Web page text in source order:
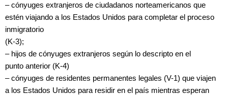
– cónyuges extranjeros de ciudadanos norteamericanos que
estén viajando a los Estados Unidos para completar el proceso
inmigratorio
(K-3);
– hijos de cónyuges extranjeros según lo descripto en el
punto anterior (K-4)
– cónyuges de residentes permanentes legales (V-1) que viajen
a los Estados Unidos para residir en el país mientras esperan